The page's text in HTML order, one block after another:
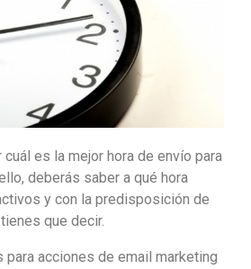
es la mejor hora de envío para
deberás saber a qué hora
y con la predisposición de
que decir.
para acciones de email marketing